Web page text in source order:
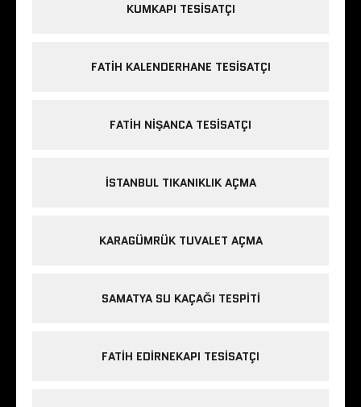
KUMKAPI TESISATÇI
FATIH KALENDERHANE TESISATÇI
FATIH NIŞANCA TESISATÇI
ISTANBUL TIKANIKLIK AÇMA
KARAGÜMRÜK TUVALET AÇMA
SAMATYA SU KAÇAĞI TESPITI
FATIH EDIRNEKAPI TESISATÇI